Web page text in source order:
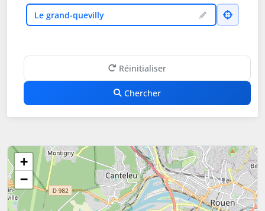
VilleLe grand-quevilly
Réinitialiser
Chercher
+
−